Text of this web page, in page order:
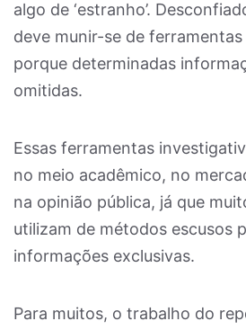
algo de ‘estranho’.
deve munir-se de
porque determinadas
omitidas.
Essas ferramentas
no meio acadêmico, no
na opinião pública, já que
utilizam de métodos escusos
informações exclusivas.
Para muitos, o trabalho do